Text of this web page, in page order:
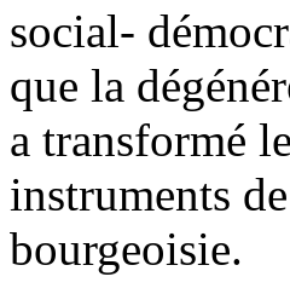
social-
que la
a transformé
instruments
bourgeoisie.